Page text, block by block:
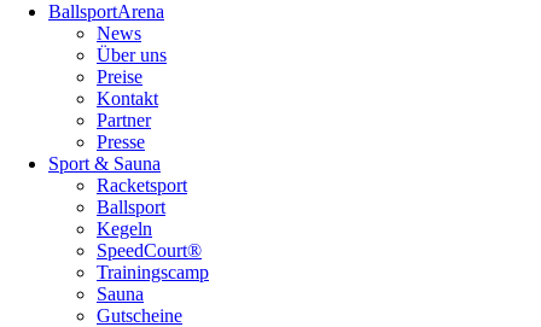
überspringenBallsportArena
News
Über uns
Preise
Kontakt
Partner
Presse
Sport & Sauna
Racketsport
Ballsport
Kegeln
SpeedCourt®
Trainingscamp
Sauna
Gutscheine